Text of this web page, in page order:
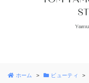
ホーム ビューティ